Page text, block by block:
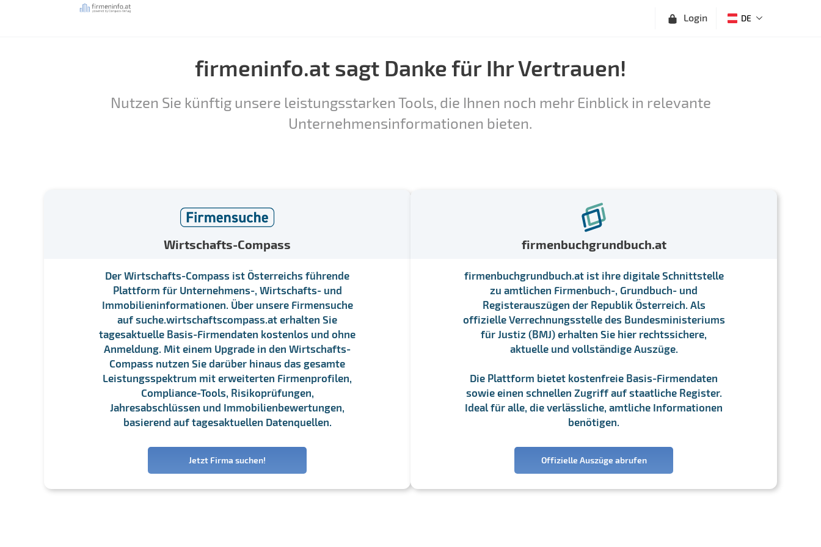
Login DE
firmeninfo.at sagt Danke für Ihr Vertrauen!
Nutzen Sie künftig unsere leistungsstarken Tools, die Ihnen noch mehr Einblick in relevante
Unternehmensinformationen bieten.
Wirtschafts-Compass
Der Wirtschafts-Compass ist Österreichs führende
Plattform für Unternehmens-, Wirtschafts- und
Immobilieninformationen. Über unsere Firmensuche
auf suche.wirtschaftscompass.at erhalten Sie
tagesaktuelle Basis-Firmendaten kostenlos und ohne
Anmeldung. Mit einem Upgrade in den Wirtschafts-
Compass nutzen Sie darüber hinaus das gesamte
Leistungsspektrum mit erweiterten Firmenprofilen,
Compliance-Tools, Risikoprüfungen,
Jahresabschlüssen und Immobilienbewertungen,
basierend auf tagesaktuellen Datenquellen.
Jetzt Firma suchen!
firmenbuchgrundbuch.at
firmenbuchgrundbuch.at ist ihre digitale Schnittstelle
zu amtlichen Firmenbuch-, Grundbuch- und
Registerauszügen der Republik Österreich. Als
offizielle Verrechnungsstelle des Bundesministeriums
für Justiz (BMJ) erhalten Sie hier rechtssichere,
aktuelle und vollständige Auszüge.
Die Plattform bietet kostenfreie Basis-Firmendaten
sowie einen schnellen Zugriff auf staatliche Register.
Ideal für alle, die verlässliche, amtliche Informationen
benötigen.
Offizielle Auszüge abrufen